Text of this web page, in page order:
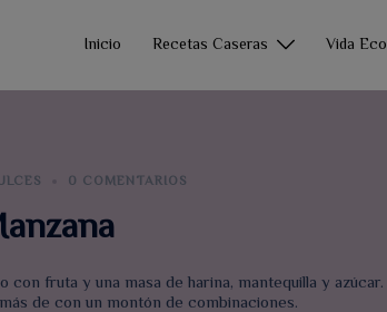
Inicio Recetas Caseras Vida Eco
0 COMENTARIOS
con fruta y una masa de harina, mantequilla y azúcar.
de con un montón de combinaciones.